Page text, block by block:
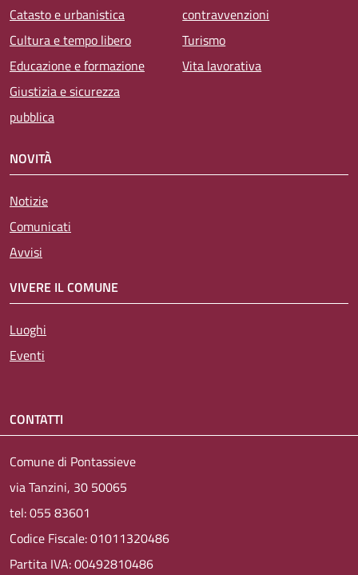
Catasto e urbanistica
Cultura e tempo libero
Educazione e formazione
Giustizia e sicurezza
pubblica
contravvenzioni
Turismo
Vita lavorativa
NOVITÀ
Notizie
Comunicati
Avvisi
VIVERE IL COMUNE
Luoghi
Eventi
CONTATTI
Comune di Pontassieve
via Tanzini, 30 50065
tel: 055 83601
Codice Fiscale: 01011320486
Partita IVA: 00492810486